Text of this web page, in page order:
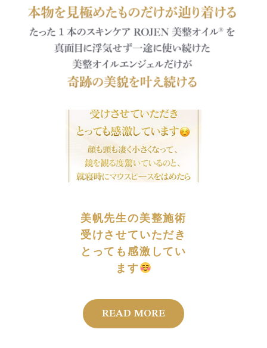
美帆先生の美整施術
受けさせていただき
とっても感激してい
ます
READ MORE